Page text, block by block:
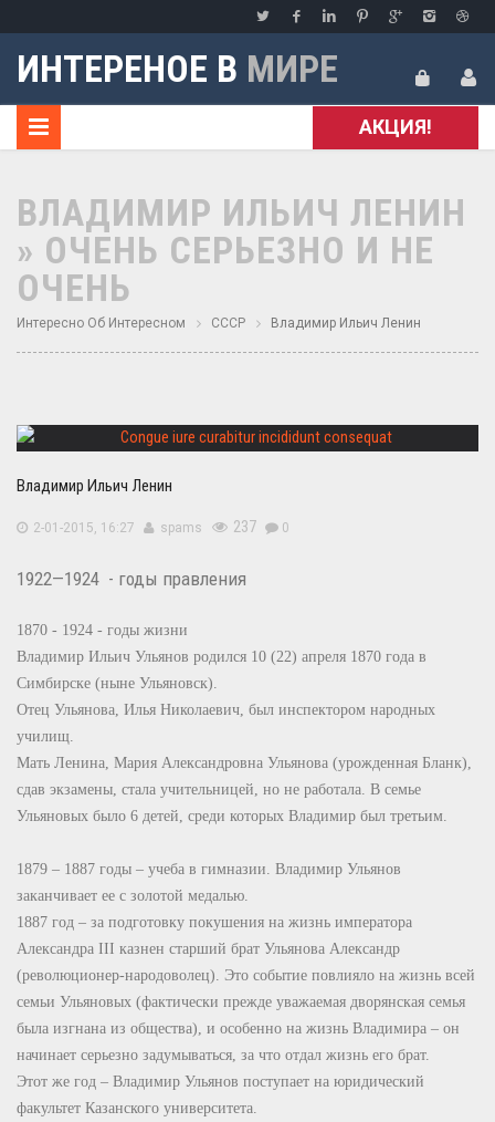
ИНТЕРЕНОЕ В МИРЕ
АКЦИЯ!
ВЛАДИМИР ИЛЬИЧ ЛЕНИН
» ОЧЕНЬ СЕРЬЕЗНО И НЕ
ОЧЕНЬ
Интересно Об Интересном СССР Владимир Ильич Ленин
Владимир Ильич Ленин
2-01-2015, 16:27 spams 237 0
1922—1924 - годы правления
1870 - 1924 - годы жизни
Владимир Ильич Ульянов родился 10 (22) апреля 1870 года в
Симбирске (ныне Ульяновск).
Отец Ульянова, Илья Николаевич, был инспектором народных
училищ.
Мать Ленина, Мария Александровна Ульянова (урожденная Бланк),
сдав экзамены, стала учительницей, но не работала. В семье
Ульяновых было 6 детей, среди которых Владимир был третьим.
1879 – 1887 годы – учеба в гимназии. Владимир Ульянов
заканчивает ее с золотой медалью.
1887 год – за подготовку покушения на жизнь императора
Александра III казнен старший брат Ульянова Александр
(революционер-народоволец). Это событие повлияло на жизнь всей
семьи Ульяновых (фактически прежде уважаемая дворянская семья
была изгнана из общества), и особенно на жизнь Владимира – он
начинает серьезно задумываться, за что отдал жизнь его брат.
Этот же год – Владимир Ульянов поступает на юридический
факультет Казанского университета.